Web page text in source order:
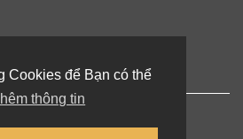
Cookies để Bạn có thể
thông tin